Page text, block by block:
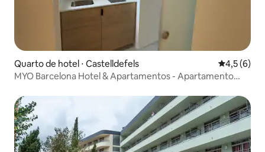
Quarto de hotel ⋅ Castelldefels 4,5 de
4,5 (6)
MYO Barcelona Hotel & Apartamentos - Apartamento